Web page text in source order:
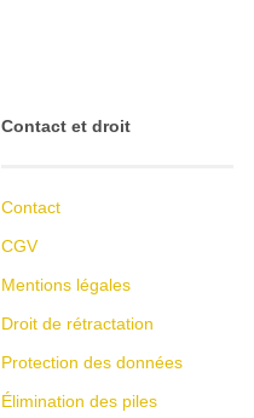
Contact et droit
Contact
CGV
Mentions légales
Droit de rétractation
Protection des données
Élimination des piles